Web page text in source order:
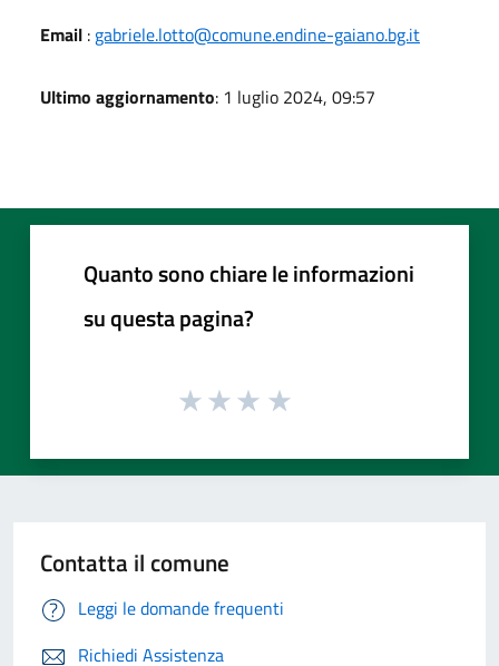
Email : gabriele.lotto@comune.endine-gaiano.bg.it
Ultimo aggiornamento: 1 luglio 2024, 09:57
Quanto sono chiare le informazioni
su questa pagina?
Contatta il comune
Leggi le domande frequenti
Richiedi Assistenza